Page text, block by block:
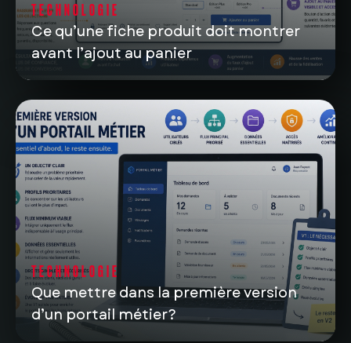
TECHNOLOGIE
Ce qu’une fiche produit doit montrer
avant l’ajout au panier
TECHNOLOGIE
Que mettre dans la première version
d’un portail métier?